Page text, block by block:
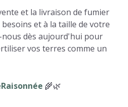
et la livraison de fumier
et à la taille de votre
dès aujourd'hui pour
vos terres comme un
🌾🌿